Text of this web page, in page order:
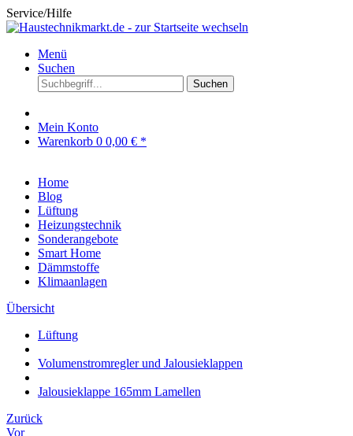
Service/Hilfe
Menü
Suchen
Suchen
Mein Konto
Warenkorb 0 0,00 € *
Home
Blog
Lüftung
Heizungstechnik
Sonderangebote
Smart Home
Dämmstoffe
Klimaanlagen
Übersicht
Lüftung
Volumenstromregler und Jalousieklappen
Jalousieklappe 165mm Lamellen
Zurück
Vor